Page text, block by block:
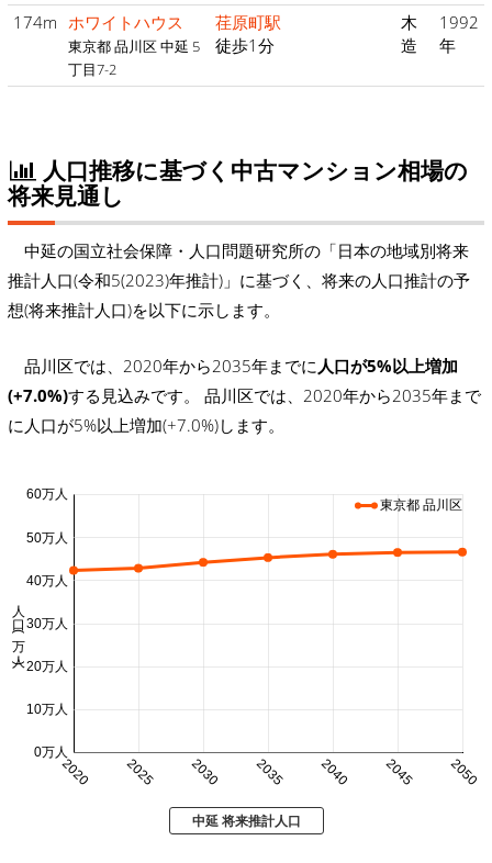
174m ホワイトハウス
東京都 品川区 中延 5
丁目7-2
荏原町駅
徒歩1分
木
造
1992
年
人口推移に基づく中古マンション相場の
将来見通し
中延の国立社会保障・人口問題研究所の「日本の地域別将来
推計人口(令和5(2023)年推計)」に基づく、将来の人口推計の予
想(将来推計人口)を以下に示します。
品川区では、2020年から2035年までに 人口が5%以上増加
(+7.0%)する見込みです。 品川区では、2020年から2035年まで
に人口が5%以上増加(+7.0%)します。
2020 2025 2030 2035 2040 2045 2050
0万人
10万人
20万人
30万人
40万人
50万人
60万人
人口 (万人)
東京都 品川区
中延 将来推計人口